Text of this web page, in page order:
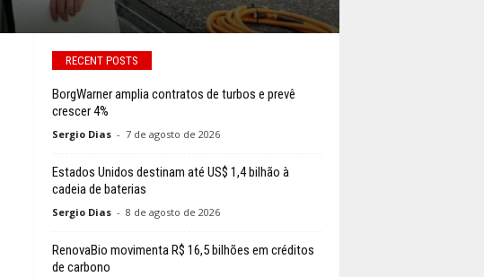
RECENT POSTS
BorgWarner amplia contratos de turbos e prevê
crescer 4%
Sergio Dias - 7 de agosto de 2026
Estados Unidos destinam até US$ 1,4 bilhão à
cadeia de baterias
Sergio Dias - 8 de agosto de 2026
RenovaBio movimenta R$ 16,5 bilhões em créditos
de carbono